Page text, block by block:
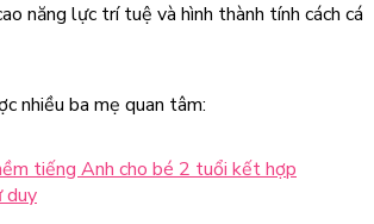
năng lực trí tuệ và hình thành tính cách cá
nhiều ba mẹ quan tâm:
tiếng Anh cho bé 2 tuổi kết hợp
duy